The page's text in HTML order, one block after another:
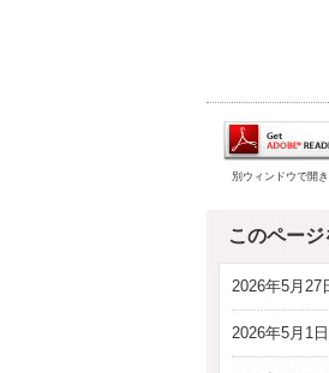
別ウィンドウで開
このペー
2026年5月27
2026年5月1